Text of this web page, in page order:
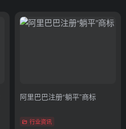
阿里巴巴注册“躺平”商标
行业资讯